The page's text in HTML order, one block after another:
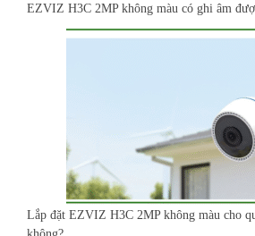
EZVIZ H3C 2MP không màu có ghi âm
Lắp đặt EZVIZ H3C 2MP không màu cho